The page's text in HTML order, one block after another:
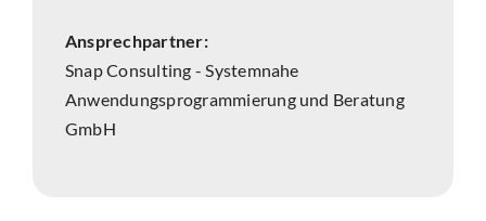
Ansprechpartner:
Snap Consulting - Systemnahe
Anwendungsprogrammierung und Beratung
GmbH